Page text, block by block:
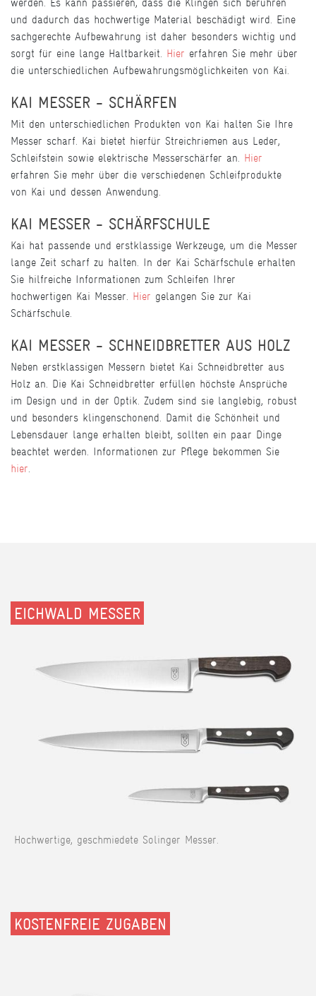
werden. Es kann passieren, dass die Klingen sich berühren
und dadurch das hochwertige Material beschädigt wird. Eine
sachgerechte Aufbewahrung ist daher besonders wichtig und
sorgt für eine lange Haltbarkeit. Hier erfahren Sie mehr über
die unterschiedlichen Aufbewahrungsmöglichkeiten von Kai.
KAI MESSER - SCHÄRFEN
Mit den unterschiedlichen Produkten von Kai halten Sie Ihre
Messer scharf. Kai bietet hierfür Streichriemen aus Leder,
Schleifstein sowie elektrische Messerschärfer an. Hier
erfahren Sie mehr über die verschiedenen Schleifprodukte
von Kai und dessen Anwendung.
KAI MESSER - SCHÄRFSCHULE
Kai hat passende und erstklassige Werkzeuge, um die Messer
lange Zeit scharf zu halten. In der Kai Schärfschule erhalten
Sie hilfreiche Informationen zum Schleifen Ihrer
hochwertigen Kai Messer. Hier gelangen Sie zur Kai
Schärfschule.
KAI MESSER - SCHNEIDBRETTER AUS HOLZ
Neben erstklassigen Messern bietet Kai Schneidbretter aus
Holz an. Die Kai Schneidbretter erfüllen höchste Ansprüche
im Design und in der Optik. Zudem sind sie langlebig, robust
und besonders klingenschonend. Damit die Schönheit und
Lebensdauer lange erhalten bleibt, sollten ein paar Dinge
beachtet werden. Informationen zur Pflege bekommen Sie
hier.
EICHWALD MESSER
Hochwertige, geschmiedete Solinger Messer.
KOSTENFREIE ZUGABEN